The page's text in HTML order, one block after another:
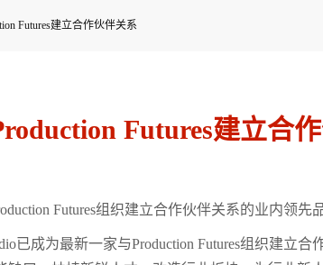
Futures建立合作伙伴关系
Futures建立合
Futures组织建立合作伙伴关系的业内领先
已成为最新一家与Production Futures组织建立